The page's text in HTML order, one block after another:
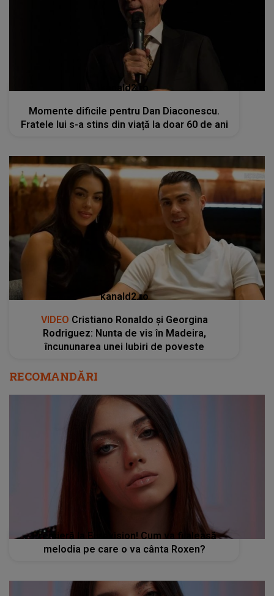
kanald2.ro
Momente dificile pentru Dan Diaconescu.
Fratele lui s-a stins din viață la doar 60 de ani
kanald2.ro
VIDEO Cristiano Ronaldo și Georgina
Rodriguez: Nunta de vis în Madeira,
încununarea unei Iubiri de poveste
RECOMANDĂRI
Premieră la Eurovision! Cum va fi aleasă
melodia pe care o va cânta Roxen?